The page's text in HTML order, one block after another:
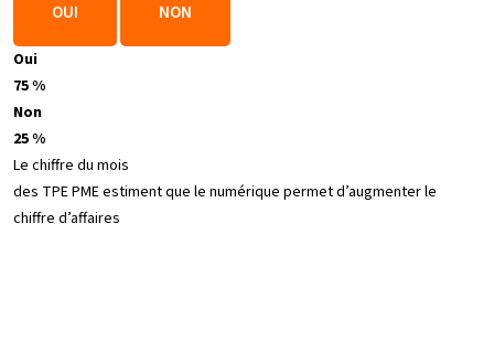
OUI NON
Oui
75 %
Non
25 %
Le chiffre du mois
des TPE PME estiment que le numérique permet d’augmenter le
chiffre d’affaires